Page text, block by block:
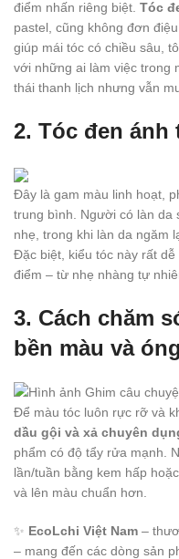
điểm nhấn riêng biệt. Tóc
pastel, cũng không đơn
giúp mái tóc có chiều sâu,
với những ai làm việc trong
thái thanh lịch nhưng vẫn
2. Tóc đen
Đây là gam màu linh hoạt,
trung bình. Người có làn da
nhẹ, trong khi làn da ngăm
Đặc biệt, kiểu tóc này rất
điểm – từ nhẹ nhàng tự
3. Cách chăm
bền màu và
Để màu tóc luôn rực rỡ và
dầu gội và xả chuyên
phẩm có độ tẩy rửa mạnh.
lần/tuần bằng kem hấp
và lên màu chuẩn hơn.
✨ EcoLchi Việt Nam –
– mang đến các dòng sản